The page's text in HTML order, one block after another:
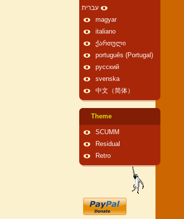
עברית
magyar
italiano
ქართული
português (Portugal)
русский
svenska
中文（简体）
Theme
SCUMM
Residual
Retro